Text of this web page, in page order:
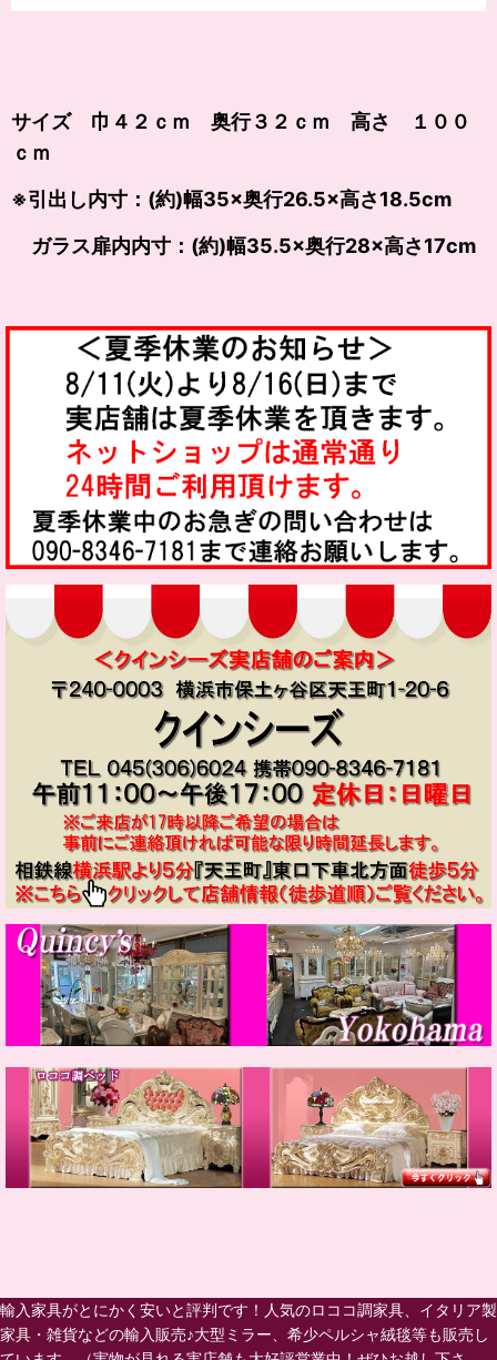
サイズ 巾４２ｃｍ 奥行３２ｃｍ 高さ １００
ｃｍ
※引出し内寸：(約)幅35×奥行26.5×高さ18.5cm
ガラス扉内内寸：(約)幅35.5×奥行28×高さ17cm
輸入家具がとにかく安いと評判です！人気のロココ調家具、イタリア製
家具・雑貨などの輸入販売♪大型ミラー、希少ペルシャ絨毯等も販売し